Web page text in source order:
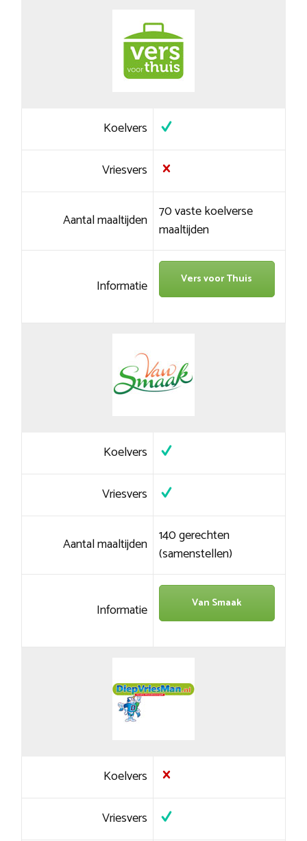
Koelvers
Vriesvers
Aantal maaltijden 70 vaste koelverse
maaltijden
Informatie Vers voor Thuis
Koelvers
Vriesvers
Aantal maaltijden 140 gerechten
(samenstellen)
Informatie Van Smaak
Koelvers
Vriesvers